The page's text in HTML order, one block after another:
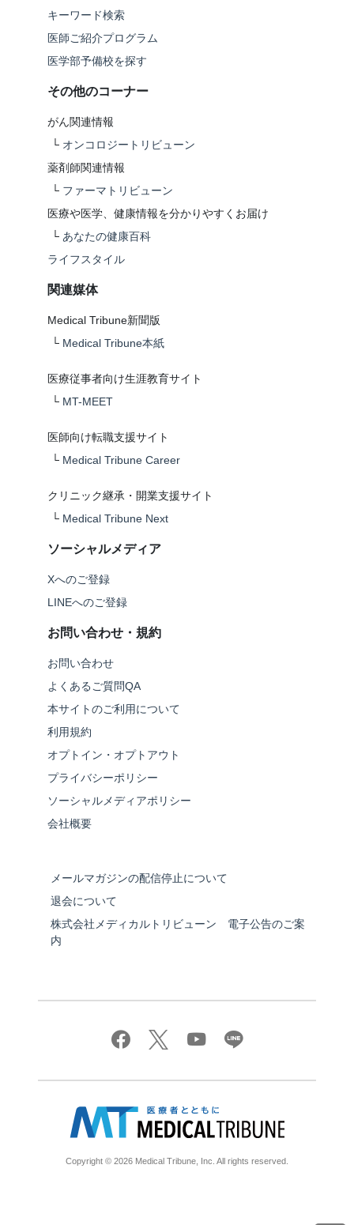
キーワード検索
医師ご紹介プログラム
医学部予備校を探す
その他のコーナー
がん関連情報
└ オンコロジートリビューン
薬剤師関連情報
└ ファーマトリビューン
医療や医学、健康情報を分かりやすくお届け
└ あなたの健康百科
ライフスタイル
関連媒体
Medical Tribune新聞版
└ Medical Tribune本紙
医療従事者向け生涯教育サイト
└ MT-MEET
医師向け転職支援サイト
└ Medical Tribune Career
クリニック継承・開業支援サイト
└ Medical Tribune Next
ソーシャルメディア
Xへのご登録
LINEへのご登録
お問い合わせ・規約
お問い合わせ
よくあるご質問QA
本サイトのご利用について
利用規約
オプトイン・オプトアウト
プライバシーポリシー
ソーシャルメディアポリシー
会社概要
メールマガジンの配信停止について
退会について
株式会社メディカルトリビューン 電子公告のご案
内
Copyright © 2026 Medical Tribune, Inc. All rights reserved.